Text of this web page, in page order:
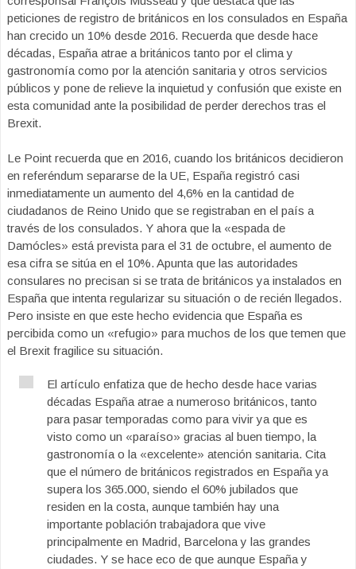
peticiones de registro de británicos en los consulados en España
han crecido un 10% desde 2016. Recuerda que desde hace
décadas, España atrae a británicos tanto por el clima y
gastronomía como por la atención sanitaria y otros servicios
públicos y pone de relieve la inquietud y confusión que existe en
esta comunidad ante la posibilidad de perder derechos tras el
Brexit.
Le Point recuerda que en 2016, cuando los británicos decidieron
en referéndum separarse de la UE, España registró casi
inmediatamente un aumento del 4,6% en la cantidad de
ciudadanos de Reino Unido que se registraban en el país a
través de los consulados. Y ahora que la «espada de
Damócles» está prevista para el 31 de octubre, el aumento de
esa cifra se sitúa en el 10%. Apunta que las autoridades
consulares no precisan si se trata de británicos ya instalados en
España que intenta regularizar su situación o de recién llegados.
Pero insiste en que este hecho evidencia que España es
percibida como un «refugio» para muchos de los que temen que
el Brexit fragilice su situación.
El artículo enfatiza que de hecho desde hace varias
décadas España atrae a numeroso británicos, tanto
para pasar temporadas como para vivir ya que es
visto como un «paraíso» gracias al buen tiempo, la
gastronomía o la «excelente» atención sanitaria. Cita
que el número de británicos registrados en España ya
supera los 365.000, siendo el 60% jubilados que
residen en la costa, aunque también hay una
importante población trabajadora que vive
principalmente en Madrid, Barcelona y las grandes
ciudades. Y se hace eco de que aunque España y